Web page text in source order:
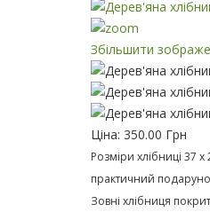
Збільшити
Ціна: 350.00 Грн
Розміри хлібниці 37
практичний
Зовні хлібниця